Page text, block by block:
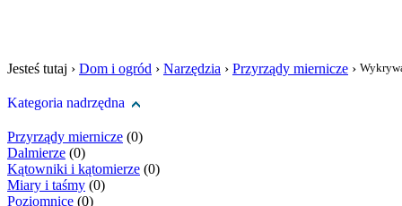
Jesteś tutaj › Dom i ogród › Narzędzia › Przyrządy miernicze ›
Kategoria nadrzędna
Przyrządy miernicze (0)
Dalmierze (0)
Kątowniki i kątomierze (0)
Miary i taśmy (0)
Poziomnice (0)